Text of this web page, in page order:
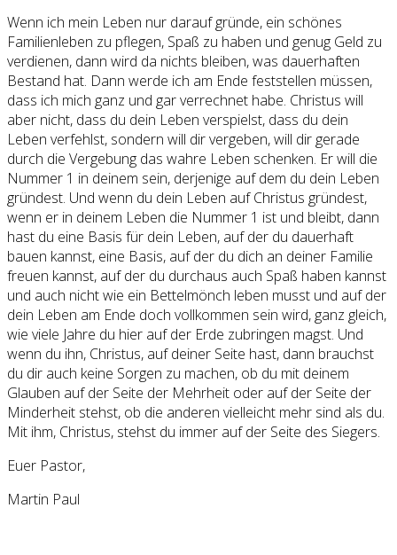
Wenn ich mein Leben nur darauf gründe, ein schönes
Familienleben zu pflegen, Spaß zu haben und genug Geld zu
verdienen, dann wird da nichts bleiben, was dauerhaften
Bestand hat. Dann werde ich am Ende feststellen müssen,
dass ich mich ganz und gar verrechnet habe. Christus will
aber nicht, dass du dein Leben verspielst, dass du dein
Leben verfehlst, sondern will dir vergeben, will dir gerade
durch die Vergebung das wahre Leben schenken. Er will die
Nummer 1 in deinem sein, derjenige auf dem du dein Leben
gründest. Und wenn du dein Leben auf Christus gründest,
wenn er in deinem Leben die Nummer 1 ist und bleibt, dann
hast du eine Basis für dein Leben, auf der du dauerhaft
bauen kannst, eine Basis, auf der du dich an deiner Familie
freuen kannst, auf der du durchaus auch Spaß haben kannst
und auch nicht wie ein Bettelmönch leben musst und auf der
dein Leben am Ende doch vollkommen sein wird, ganz gleich,
wie viele Jahre du hier auf der Erde zubringen magst. Und
wenn du ihn, Christus, auf deiner Seite hast, dann brauchst
du dir auch keine Sorgen zu machen, ob du mit deinem
Glauben auf der Seite der Mehrheit oder auf der Seite der
Minderheit stehst, ob die anderen vielleicht mehr sind als du.
Mit ihm, Christus, stehst du immer auf der Seite des Siegers.
Euer Pastor,
Martin Paul